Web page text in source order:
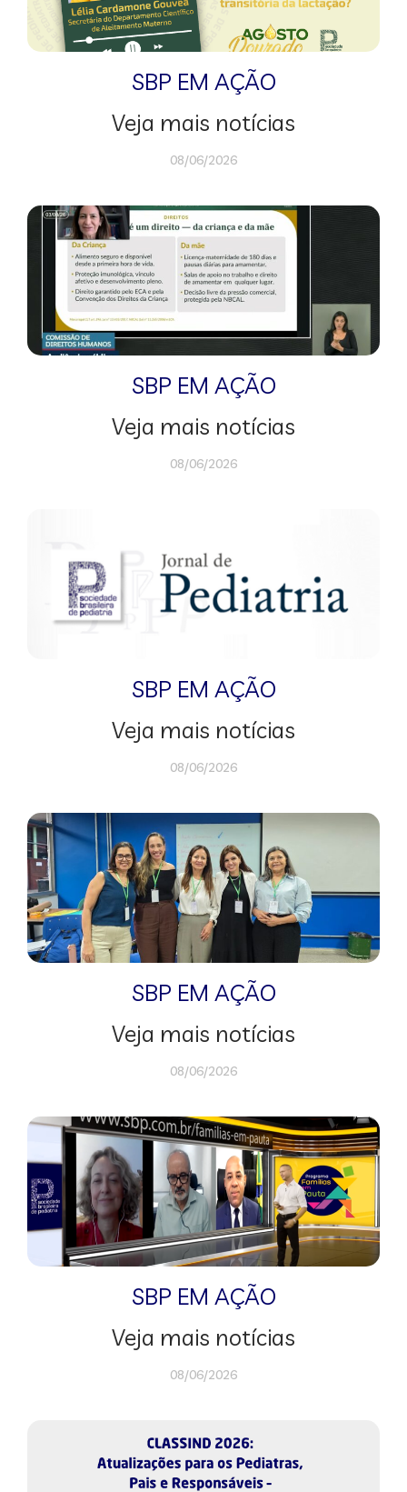
SBP EM AÇÃO
Veja mais notícias
08/06/2026
SBP EM AÇÃO
Veja mais notícias
08/06/2026
SBP EM AÇÃO
Veja mais notícias
08/06/2026
SBP EM AÇÃO
Veja mais notícias
08/06/2026
SBP EM AÇÃO
Veja mais notícias
08/06/2026